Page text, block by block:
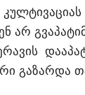
არ
გაზარდა